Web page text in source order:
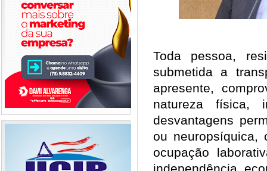
Toda pessoa,
submetida a
apresente,
natureza física,
desvantagens
ou neuropsíquica,
ocupação
independência